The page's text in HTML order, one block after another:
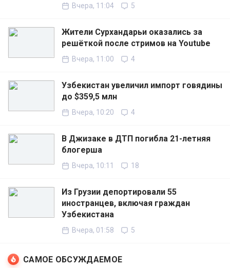
Вчера, 11:04 5
Жители Сурхандарьи оказались за
решёткой после стримов на Youtube
Вчера, 11:00 4
Узбекистан увеличил импорт говядины
до $359,5 млн
Вчера, 10:20 4
В Джизаке в ДТП погибла 21-летняя
блогерша
Вчера, 10:11 18
Из Грузии депортировали 55
иностранцев, включая граждан
Узбекистана
Вчера, 01:58 5
САМОЕ ОБСУЖДАЕМОЕ